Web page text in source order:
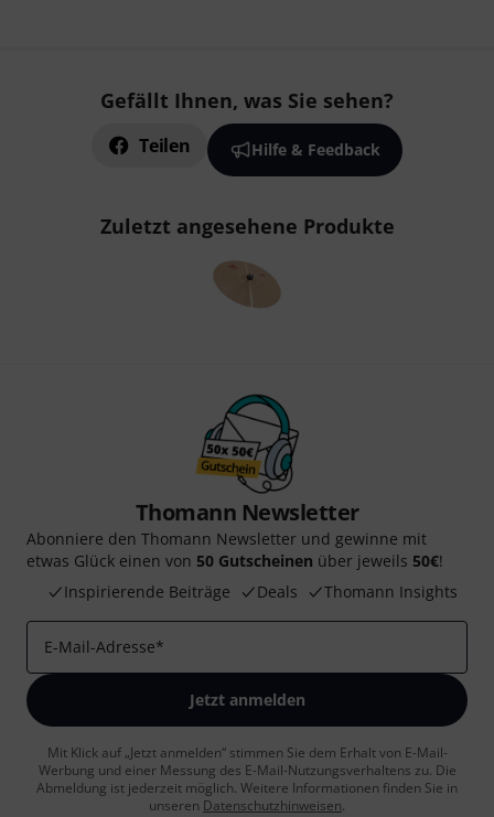
Gefällt Ihnen, was Sie sehen?
Teilen Hilfe & Feedback
Zuletzt angesehene Produkte
Thomann Newsletter
Abonniere den Thomann Newsletter und gewinne mit
etwas Glück einen von 50 Gutscheinen über jeweils 50€!
Inspirierende Beiträge
Deals Thomann Insights
E-Mail-Adresse*
Jetzt anmelden
Mit Klick auf „Jetzt anmelden“ stimmen Sie dem Erhalt von E-Mail-
Werbung und einer Messung des E-Mail-Nutzungsverhaltens zu. Die
Abmeldung ist jederzeit möglich. Weitere Informationen finden Sie in
unseren Datenschutzhinweisen.